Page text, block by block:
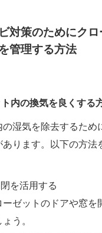
対策のためにク
管理する方法
内の換気を良くする
の湿気を除去するため
ります。以下の方法
を活用する
ーゼットのドアや窓を
う。